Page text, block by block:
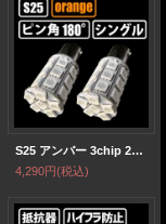
S25 アンバー 3chip 27連 ピン角180°
4,290円(税込)